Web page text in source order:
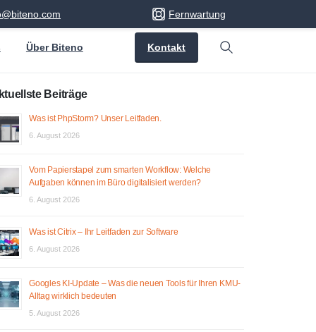
Fernwartung
Über Biteno Kontakt
Search
Beiträge
Was ist PhpStorm? Unser Leitfaden.
6. August 2026
Vom Papierstapel zum smarten Workflow: Welche
Aufgaben können im Büro digitalisiert werden?
6. August 2026
Was ist Citrix – Ihr Leitfaden zur Software
6. August 2026
Googles KI-Update – Was die neuen Tools für Ihren KMU-
Alltag wirklich bedeuten
5. August 2026